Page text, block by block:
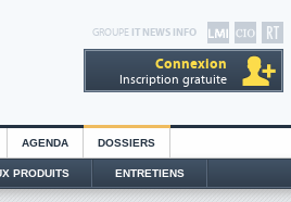
GROUPE IT NEWS INFO
Connexion
Inscription gratuite
AGENDA DOSSIERS
PRODUITS ENTRETIENS